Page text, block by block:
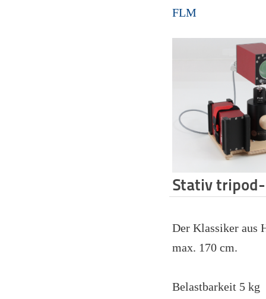
FLM
Stativ
Der Klassiker aus
max. 170 cm.
Belastbarkeit 5 kg